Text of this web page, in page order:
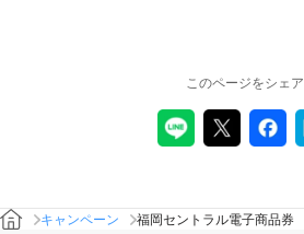
このページをシェア
キャンペーン 福岡セントラル電子商品券